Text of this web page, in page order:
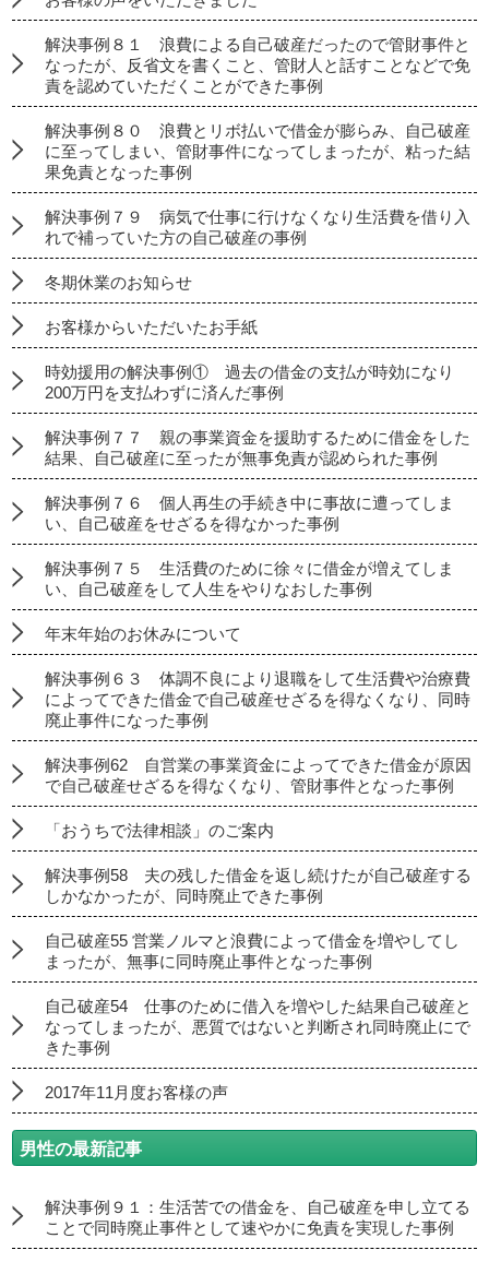
解決事例８１ 浪費による自己破産だったので管財事件と
なったが、反省文を書くこと、管財人と話すことなどで免
責を認めていただくことができた事例
解決事例８０ 浪費とリボ払いで借金が膨らみ、自己破産
に至ってしまい、管財事件になってしまったが、粘った結
果免責となった事例
解決事例７９ 病気で仕事に行けなくなり生活費を借り入
れで補っていた方の自己破産の事例
冬期休業のお知らせ
お客様からいただいたお手紙
時効援用の解決事例① 過去の借金の支払が時効になり
200万円を支払わずに済んだ事例
解決事例７７ 親の事業資金を援助するために借金をした
結果、自己破産に至ったが無事免責が認められた事例
解決事例７６ 個人再生の手続き中に事故に遭ってしま
い、自己破産をせざるを得なかった事例
解決事例７５ 生活費のために徐々に借金が増えてしま
い、自己破産をして人生をやりなおした事例
年末年始のお休みについて
解決事例６３ 体調不良により退職をして生活費や治療費
によってできた借金で自己破産せざるを得なくなり、同時
廃止事件になった事例
解決事例62 自営業の事業資金によってできた借金が原因
で自己破産せざるを得なくなり、管財事件となった事例
「おうちで法律相談」のご案内
解決事例58 夫の残した借金を返し続けたが自己破産する
しかなかったが、同時廃止できた事例
自己破産55 営業ノルマと浪費によって借金を増やしてし
まったが、無事に同時廃止事件となった事例
自己破産54 仕事のために借入を増やした結果自己破産と
なってしまったが、悪質ではないと判断され同時廃止にで
きた事例
2017年11月度お客様の声
男性の最新記事
解決事例９１：生活苦での借金を、自己破産を申し立てる
ことで同時廃止事件として速やかに免責を実現した事例